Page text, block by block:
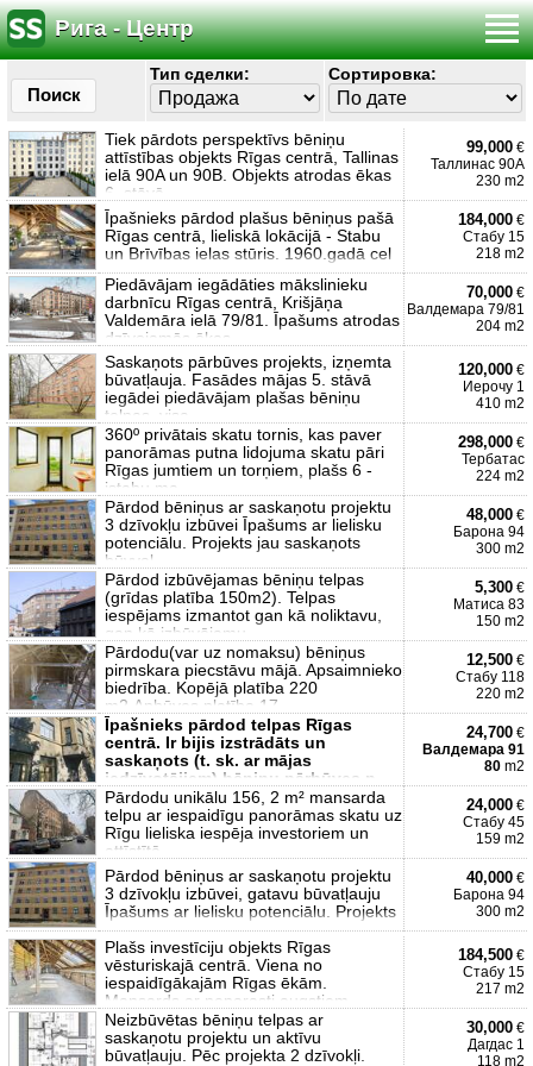
Рига - Центр
Поиск
Тип сделки: Сортировка:
Tiek pārdots perspektīvs bēniņu
attīstības objekts Rīgas centrā, Tallinas
ielā 90A un 90B. Objekts atrodas ēkas
6. stāvā
99,000 €
Таллинас 90A
230 m2
Īpašnieks pārdod plašus bēniņus pašā
Rīgas centrā, lieliskā lokācijā - Stabu
un Brīvības ielas stūris. 1960.gadā cel
184,000 €
Стабу 15
218 m2
Piedāvājam iegādāties mākslinieku
darbnīcu Rīgas centrā, Krišjāņa
Valdemāra ielā 79/81. Īpašums atrodas
dzīvojamās ēkas
70,000 €
Валдемара 79/81
204 m2
Saskaņots pārbūves projekts, izņemta
būvatļauja. Fasādes mājas 5. stāvā
iegādei piedāvājam plašas bēniņu
telpas, visa
120,000 €
Иерочу 1
410 m2
360º privātais skatu tornis, kas paver
panorāmas putna lidojuma skatu pāri
Rīgas jumtiem un torņiem, plašs 6 -
istabu ma
298,000 €
Тербатас
224 m2
Pārdod bēniņus ar saskaņotu projektu
3 dzīvokļu izbūvei Īpašums ar lielisku
potenciālu. Projekts jau saskaņots
būvval
48,000 €
Барона 94
300 m2
Pārdod izbūvējamas bēniņu telpas
(grīdas platība 150m2). Telpas
iespējams izmantot gan kā noliktavu,
gan kā izbūvējamu
5,300 €
Матиса 83
150 m2
Pārdodu(var uz nomaksu) bēniņus
pirmskara piecstāvu mājā. Apsaimnieko
biedrība. Kopējā platība 220
m2.Apbūves platība 17
12,500 €
Стабу 118
220 m2
Īpašnieks pārdod telpas Rīgas
centrā. Ir bijis izstrādāts un
saskaņots (t. sk. ar mājas
iedzīvotājiem) bēniņu pārbūves p
24,700 €
Валдемара 91
80 m2
Pārdodu unikālu 156, 2 m² mansarda
telpu ar iespaidīgu panorāmas skatu uz
Rīgu lieliska iespēja investoriem un
attīstītā
24,000 €
Стабу 45
159 m2
Pārdod bēniņus ar saskaņotu projektu
3 dzīvokļu izbūvei, gatavu būvatļauju
Īpašums ar lielisku potenciālu. Projekts
40,000 €
Барона 94
300 m2
Plašs investīciju objekts Rīgas
vēsturiskajā centrā. Viena no
iespaidīgākajām Rīgas ēkām.
Mansards ar neparasti augstiem
184,500 €
Стабу 15
217 m2
Neizbūvētas bēniņu telpas ar
saskaņotu projektu un aktīvu
būvatļauju. Pēc projekta 2 dzīvokļi.
30,000 €
Дагдас 1
118 m2